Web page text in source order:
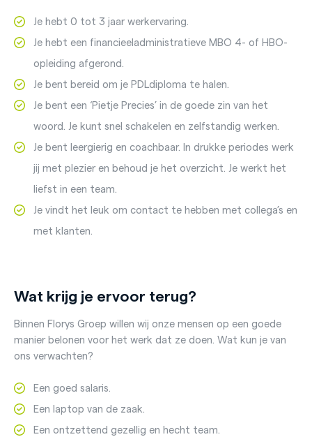
Je hebt 0 tot 3 jaar werkervaring.
Je hebt een financieeladministratieve MBO 4- of HBO-
opleiding afgerond.
Je bent bereid om je PDLdiploma te halen.
Je bent een ‘Pietje Precies’ in de goede zin van het
woord. Je kunt snel schakelen en zelfstandig werken.
Je bent leergierig en coachbaar. In drukke periodes werk
jij met plezier en behoud je het overzicht. Je werkt het
liefst in een team.
Je vindt het leuk om contact te hebben met collega’s en
met klanten.
Wat krijg je ervoor terug?
Binnen Florys Groep willen wij onze mensen op een goede
manier belonen voor het werk dat ze doen. Wat kun je van
ons verwachten?
Een goed salaris.
Een laptop van de zaak.
Een ontzettend gezellig en hecht team.